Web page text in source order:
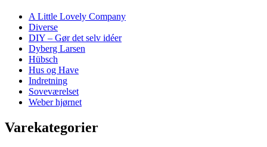
A Little Lovely Company
Diverse
DIY – Gør det selv idéer
Dyberg Larsen
Hübsch
Hus og Have
Indretning
Soveværelset
Weber hjørnet
Varekategorier